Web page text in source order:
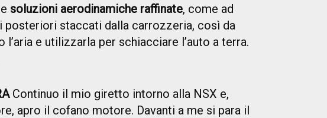
soluzioni aerodinamiche raffinate, come ad
posteriori staccati dalla carrozzeria, così da
l’aria e utilizzarla per schiacciare l’auto a terra.
Continuo il mio giretto intorno alla NSX e,
apro il cofano motore. Davanti a me si para il